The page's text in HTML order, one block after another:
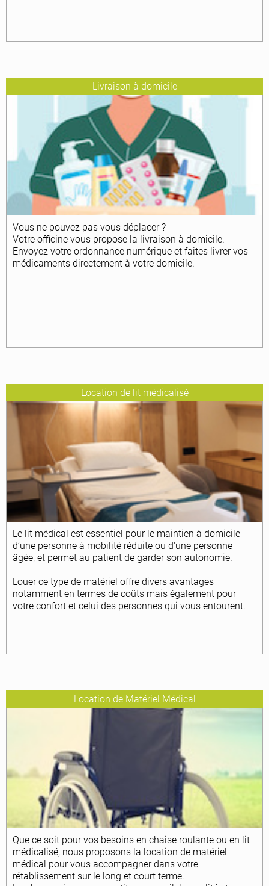
Livraison à domicile
Vous ne pouvez pas vous déplacer ?
Votre officine vous propose la livraison à domicile.
Envoyez votre ordonnance numérique et faites livrer vos
médicaments directement à votre domicile.
Location de lit médicalisé
Le lit médical est essentiel pour le maintien à domicile
d’une personne à mobilité réduite ou d'une personne
âgée, et permet au patient de garder son autonomie.
Louer ce type de matériel offre divers avantages
notamment en termes de coûts mais également pour
votre confort et celui des personnes qui vous entourent.
Location de Matériel Médical
Que ce soit pour vos besoins en chaise roulante ou en lit
médicalisé, nous proposons la location de matériel
médical pour vous accompagner dans votre
rétablissement sur le long et court terme.